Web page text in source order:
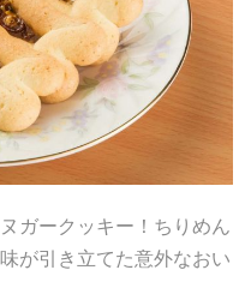
ガークッキー！ちりめん
が引き立てた意外なおい